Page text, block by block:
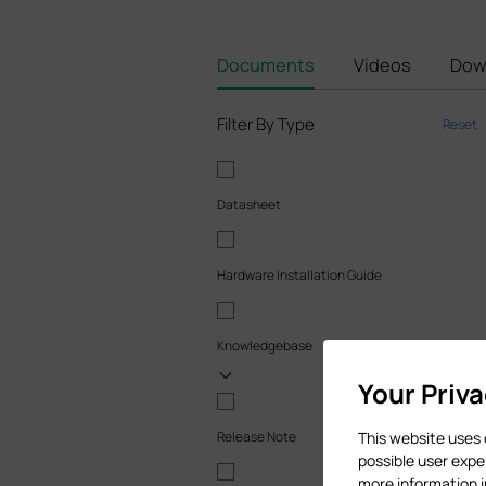
Documents Videos
Filter By Type Reset
Datasheet
Hardware Installation Guide
Knowledgebase
Release Note
Your
This website
possible user